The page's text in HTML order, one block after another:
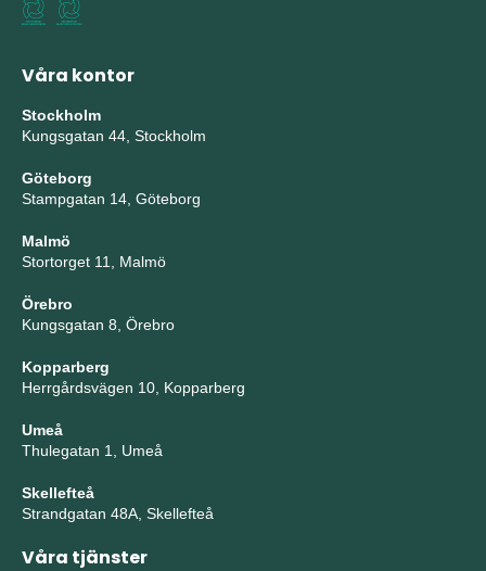
Våra kontor
Stockholm
Kungsgatan 44, Stockholm
Göteborg
Stampgatan 14, Göteborg
Malmö
Stortorget 11, Malmö
Örebro
Kungsgatan 8, Örebro
Kopparberg
Herrgårdsvägen 10, Kopparberg
Umeå
Thulegatan 1, Umeå
Skellefteå
Strandgatan 48A, Skellefteå
Våra tjänster